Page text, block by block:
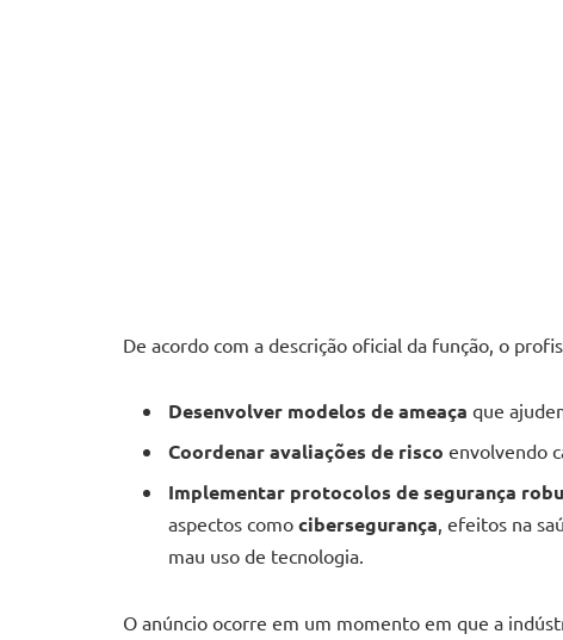
De acordo com a descrição oficial da função, o
Desenvolver modelos de ameaça que
Coordenar avaliações de risco envolvendo
Implementar protocolos de segurança
aspectos como cibersegurança, efeitos na
mau uso de tecnologia.
O anúncio ocorre em um momento em que a